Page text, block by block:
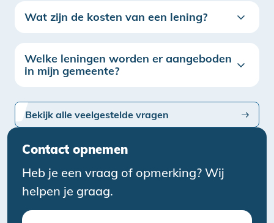
Wat zijn de kosten van een lening?
Welke leningen worden er aangeboden
in mijn gemeente?
Bekijk alle veelgestelde vragen
Contact opnemen
Heb je een vraag of opmerking? Wij
helpen je graag.